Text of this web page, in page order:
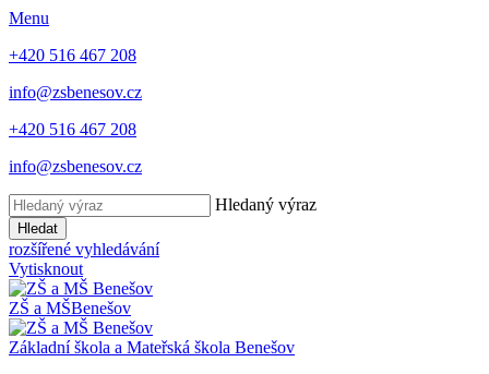
Menu
+420 516 467 208
info@zsbenesov.cz
+420 516 467 208
info@zsbenesov.cz
Hledaný výraz
Hledat
rozšířené vyhledávání
Vytisknout
ZŠ a MŠBenešov
Základní škola a Mateřská škola Benešov